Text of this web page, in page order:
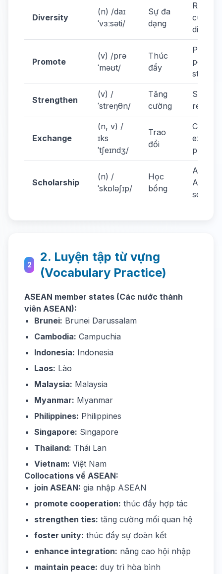
Diversity
(n) /daɪ
ˈvɜːsəti/
Sự đa
dạng
Respect
cultural
Promote
(v) /prə
ˈməʊt/
Thúc
đẩy
peace
stability.
Strengthen
(v) /
ˈstreŋθn/
Tăng
cường
Exchange
(n, v) /
ɪks
ˈtʃeɪndʒ/
Trao
đổi
Cultural
Scholarship
(n) /
ˈskɒləʃɪp/
Học
bổng
Apply
ASEAN
2
2. Luyện tập từ vựng
(Vocabulary Practice)
ASEAN member states (Các nước thành
viên ASEAN):
Brunei: Brunei Darussalam
Cambodia: Campuchia
Indonesia: Indonesia
Laos: Lào
Malaysia: Malaysia
Myanmar: Myanmar
Philippines: Philippines
Singapore: Singapore
Thailand: Thái Lan
Vietnam: Việt Nam
Collocations về ASEAN:
join ASEAN: gia nhập ASEAN
promote cooperation: thúc đẩy hợp tác
strengthen ties: tăng cường mối quan hệ
foster unity: thúc đẩy sự đoàn kết
enhance integration: nâng cao hội nhập
maintain peace: duy trì hòa bình